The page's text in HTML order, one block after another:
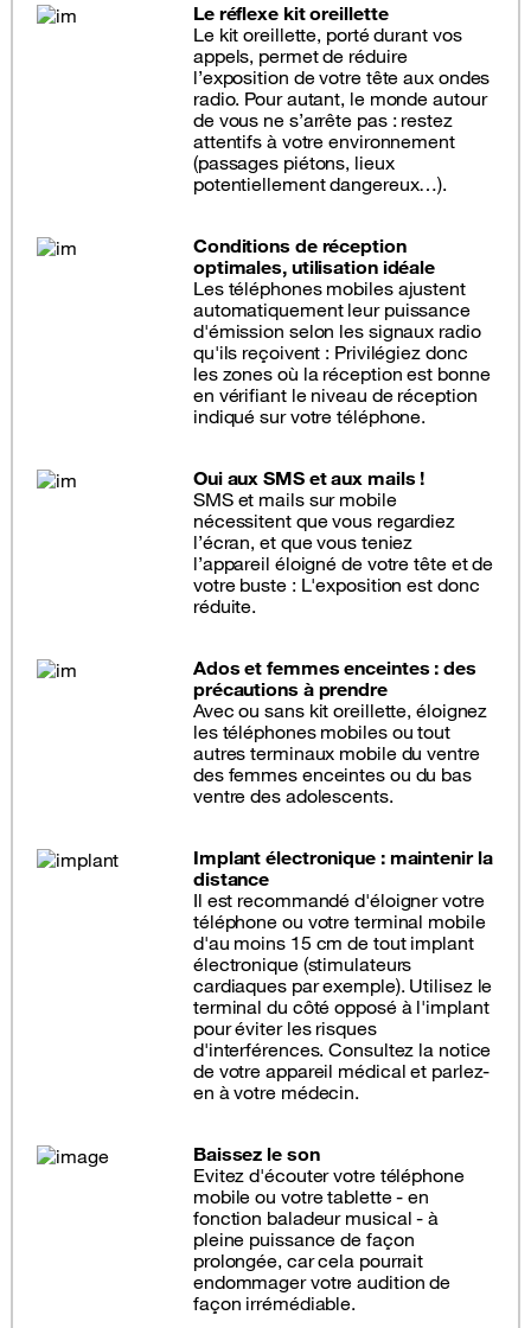
Le réflexe kit oreillette
Le kit oreillette, porté durant vos
appels, permet de réduire
l’exposition de votre tête aux ondes
radio. Pour autant, le monde autour
de vous ne s’arrête pas : restez
attentifs à votre environnement
(passages piétons, lieux
potentiellement dangereux…).
Conditions de réception
optimales, utilisation idéale
Les téléphones mobiles ajustent
automatiquement leur puissance
d'émission selon les signaux radio
qu'ils reçoivent : Privilégiez donc
les zones où la réception est bonne
en vérifiant le niveau de réception
indiqué sur votre téléphone.
Oui aux SMS et aux mails !
SMS et mails sur mobile
nécessitent que vous regardiez
l’écran, et que vous teniez
l’appareil éloigné de votre tête et de
votre buste : L'exposition est donc
réduite.
Ados et femmes enceintes : des
précautions à prendre
Avec ou sans kit oreillette, éloignez
les téléphones mobiles ou tout
autres terminaux mobile du ventre
des femmes enceintes ou du bas
ventre des adolescents.
Implant électronique : maintenir la
distance
Il est recommandé d'éloigner votre
téléphone ou votre terminal mobile
d'au moins 15 cm de tout implant
électronique (stimulateurs
cardiaques par exemple). Utilisez le
terminal du côté opposé à l'implant
pour éviter les risques
d'interférences. Consultez la notice
de votre appareil médical et parlez-
en à votre médecin.
Baissez le son
Evitez d'écouter votre téléphone
mobile ou votre tablette - en
fonction baladeur musical - à
pleine puissance de façon
prolongée, car cela pourrait
endommager votre audition de
façon irrémédiable.